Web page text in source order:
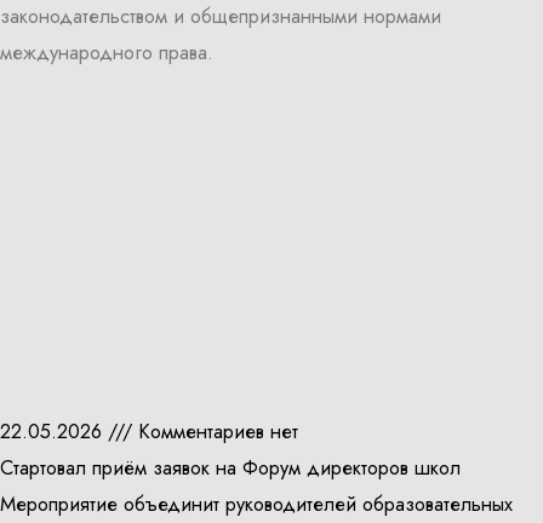
законодательством и общепризнанными нормами
международного права.
22.05.2026
Комментариев нет
Стартовал приём заявок на Форум директоров школ
Мероприятие объединит руководителей образовательных